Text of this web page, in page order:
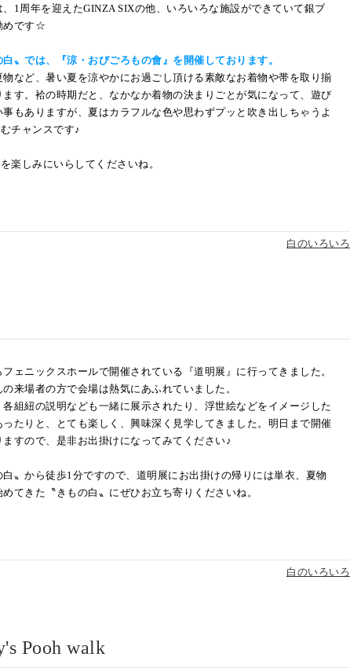
、1周年を迎えたGINZA SIXの他、いろいろな施設ができていて銀ブ
めです☆
白〟では、『涼・おびごろもの會』を開催しております。
物など、暑い夏を涼やかにお過ごし頂ける素敵なお着物や帯を取り揃
ます。袷の時期だと、なかなか着物の決まりごとが気になって、遊び
事もありますが、夏はカラフルな色や思わずプッと吹き出しちゃうよ
チャンスです♪
楽しみにいらしてくださいね。
白のいろいろ
ェニックスホールで開催されている『道明展』に行ってきました。
の来場者の方で会場は熱気にあふれていました。
各組紐の説明なども一緒に展示されたり、浮世絵などをイメージした
ったりと、とても楽しく、興味深く見学してきました。明日まで開催
ますので、是非お出掛けになってみてください♪
白〟から徒歩1分ですので、道明展にお出掛けの帰りには単衣、夏物
てきた〝きもの白〟にぜひお立ち寄りくださいね。
白のいろいろ
Pooh walk